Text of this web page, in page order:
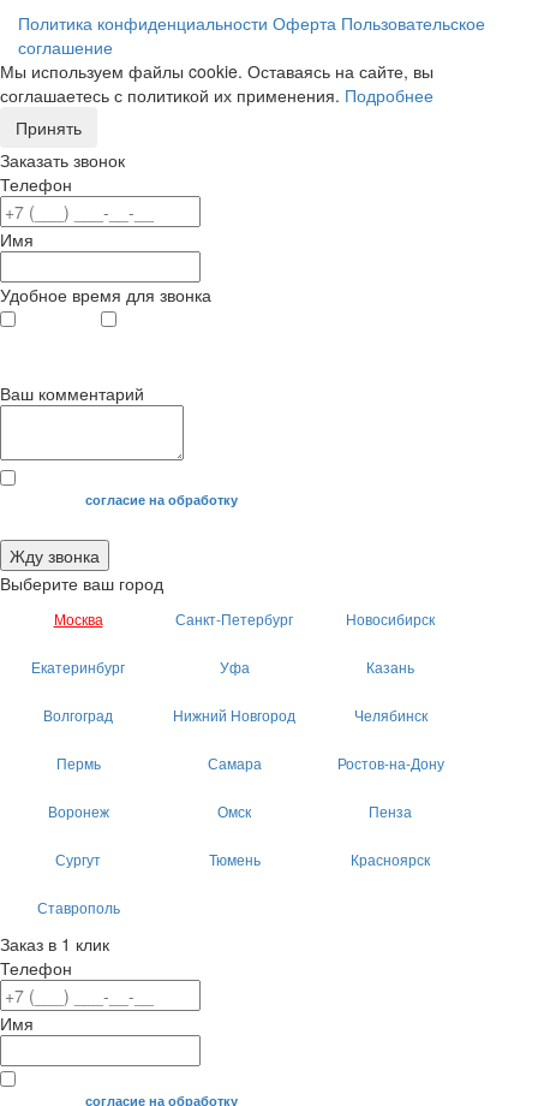
Политика конфиденциальности Оферта Пользовательское
соглашение
Мы используем файлы cookie. Оставаясь на сайте, вы
соглашаетесь с политикой их применения. Подробнее
Принять
Заказать звонок
Телефон
Имя
Удобное время для звонка
Ваш комментарий
Я даю своесогласие на обработку
Жду звонка
Выберите ваш город
Москва Санкт-Петербург Новосибирск
Екатеринбург Уфа Казань
Волгоград Нижний Новгород Челябинск
Пермь Самара Ростов-на-Дону
Воронеж Омск Пенза
Сургут Тюмень Красноярск
Ставрополь
Заказ в 1 клик
Телефон
Имя
Я даю своесогласие на обработку